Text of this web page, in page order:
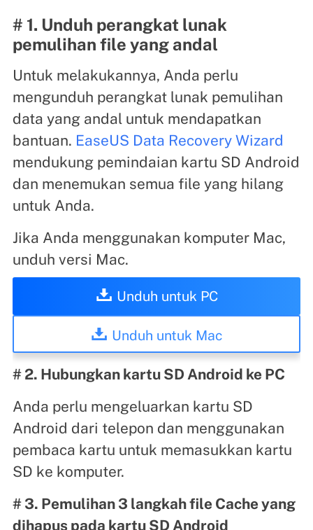
# 1. Unduh perangkat lunak
pemulihan file yang andal
Untuk melakukannya, Anda perlu
mengunduh perangkat lunak pemulihan
data yang andal untuk mendapatkan
bantuan. EaseUS Data Recovery Wizard
mendukung pemindaian kartu SD Android
dan menemukan semua file yang hilang
untuk Anda.
Jika Anda menggunakan komputer Mac,
unduh versi Mac.
Unduh untuk PC
Unduh untuk Mac
# 2. Hubungkan kartu SD Android ke PC
Anda perlu mengeluarkan kartu SD
Android dari telepon dan menggunakan
pembaca kartu untuk memasukkan kartu
SD ke komputer.
# 3. Pemulihan 3 langkah file Cache yang
dihapus pada kartu SD Android